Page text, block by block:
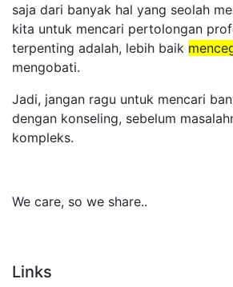
saja dari banyak hal yang seolah
kita untuk mencari pertolongan
terpenting adalah, lebih baik
mengobati.
Jadi, jangan ragu untuk mencari
dengan konseling, sebelum
kompleks.
We care, so we share..
Links